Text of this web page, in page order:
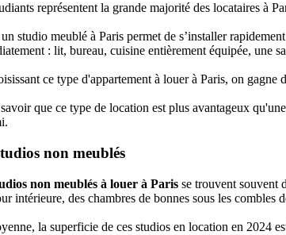
représentent la grande majorité des locataires à
studio meublé à Paris permet de s’installer
: lit, bureau, cuisine entièrement équipée, une
ce type d'appartement à louer à Paris, on gagne
que ce type de location est plus avantageux
non meublés
non meublés à louer à Paris se trouvent souvent
intérieure, des chambres de bonnes sous les combles
la superficie de ces studios en location en 2024